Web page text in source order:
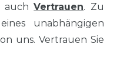
auchVertrauen. Zu
unabhängigen
uns. Vertrauen Sie